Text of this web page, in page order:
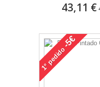
43,11 €
1°
pedido
-5€